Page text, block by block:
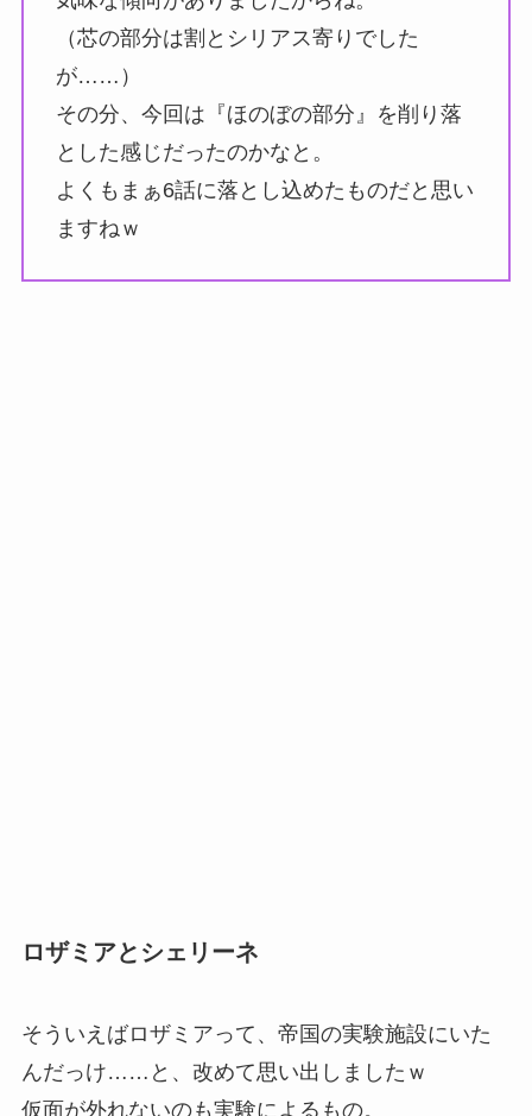
（芯の部分は割とシリアス寄りでした
が……）
その分、今回は『ほのぼの部分』を削り落
とした感じだったのかなと。
よくもまぁ6話に落とし込めたものだと思い
ますねｗ
ロザミアとシェリーネ
そういえばロザミアって、帝国の実験施設にいた
んだっけ……と、改めて思い出しましたｗ
仮面が外れないのも実験によるもの。